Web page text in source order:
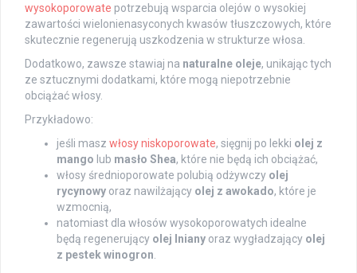
wysokoporowate potrzebują wsparcia olejów o wysokiej
zawartości wielonienasyconych kwasów tłuszczowych, które
skutecznie regenerują uszkodzenia w strukturze włosa.
Dodatkowo, zawsze stawiaj na naturalne oleje, unikając tych
ze sztucznymi dodatkami, które mogą niepotrzebnie
obciążać włosy.
Przykładowo:
jeśli masz włosy niskoporowate, sięgnij po lekki olej z
mango lub masło Shea, które nie będą ich obciążać,
włosy średnioporowate polubią odżywczy olej
rycynowy oraz nawilżający olej z awokado, które je
wzmocnią,
natomiast dla włosów wysokoporowatych idealne
będą regenerujący olej lniany oraz wygładzający olej
z pestek winogron